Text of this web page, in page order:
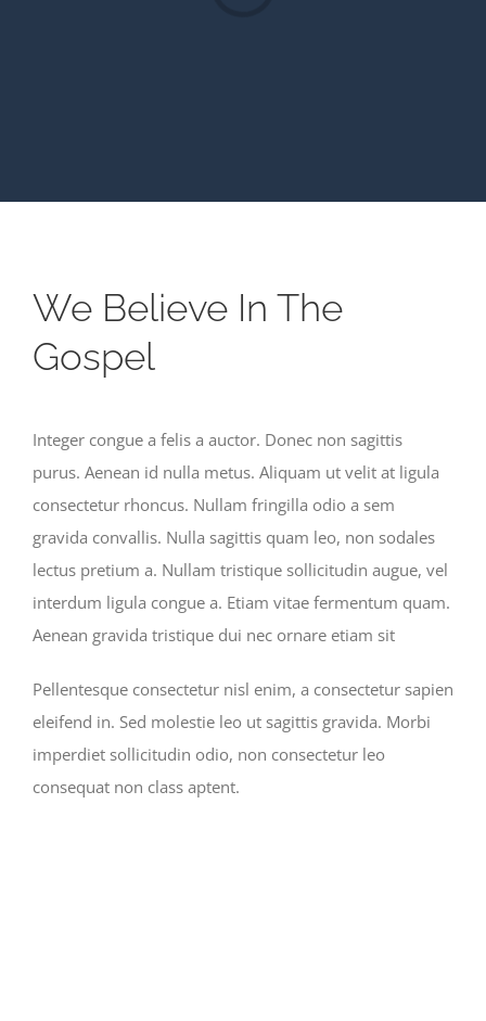
We Believe In The
Gospel
Integer congue a felis a auctor. Donec non sagittis
purus. Aenean id nulla metus. Aliquam ut velit at ligula
consectetur rhoncus. Nullam fringilla odio a sem
gravida convallis. Nulla sagittis quam leo, non sodales
lectus pretium a. Nullam tristique sollicitudin augue, vel
interdum ligula congue a. Etiam vitae fermentum quam.
Aenean gravida tristique dui nec ornare etiam sit
Pellentesque consectetur nisl enim, a consectetur sapien
eleifend in. Sed molestie leo ut sagittis gravida. Morbi
imperdiet sollicitudin odio, non consectetur leo
consequat non class aptent.